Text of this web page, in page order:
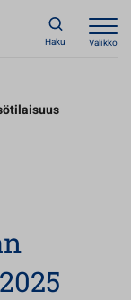
Haku Valikko